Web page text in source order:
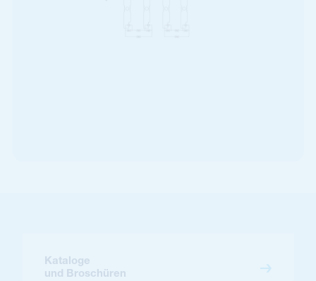
Kataloge
und Broschüren